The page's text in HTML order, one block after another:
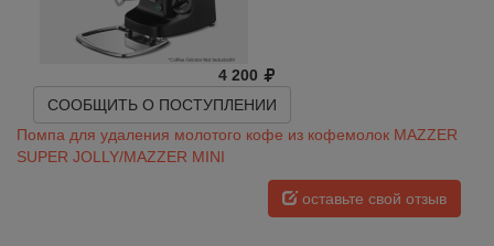
4 200
СООБЩИТЬ О ПОСТУПЛЕНИИ
Помпа для удаления молотого кофе из кофемолок MAZZER
SUPER JOLLY/MAZZER MINI
оставьте свой отзыв